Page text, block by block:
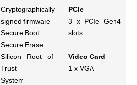
Cryptographically
signed firmware
Secure Boot
Secure Erase
Silicon Root of
Trust
System
PCIe
3 x PCIe Gen4
slots
Video Card
1 x VGA